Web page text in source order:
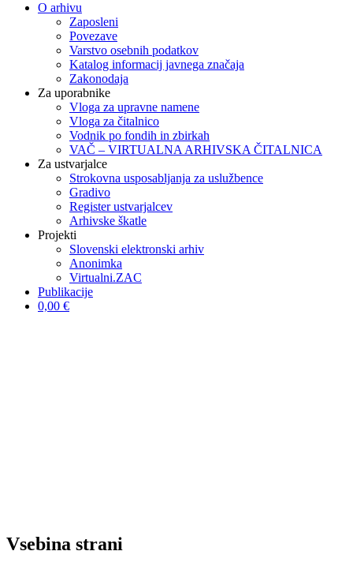
O arhivu
Zaposleni
Povezave
Varstvo osebnih podatkov
Katalog informacij javnega značaja
Zakonodaja
Za uporabnike
Vloga za upravne namene
Vloga za čitalnico
Vodnik po fondih in zbirkah
VAČ – VIRTUALNA ARHIVSKA ČITALNICA
Za ustvarjalce
Strokovna usposabljanja za uslužbence
Gradivo
Register ustvarjalcev
Arhivske škatle
Projekti
Slovenski elektronski arhiv
Anonimka
Virtualni.ZAC
Publikacije
0,00 €
Vsebina strani